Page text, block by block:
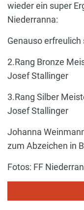
wieder ein super
Niederranna:
Genauso erfreulich
2.Rang Bronze
Josef Stallinger
3.Rang Silber
Josef Stallinger
Johanna
zum Abzeichen in
Fotos: FF